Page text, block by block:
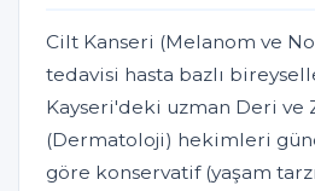
Cilt Kanseri (Melanom ve
tedavisi hasta bazlı
Kayseri'deki uzman Deri ve
(Dermatoloji) hekimleri
göre konservatif (yaşam